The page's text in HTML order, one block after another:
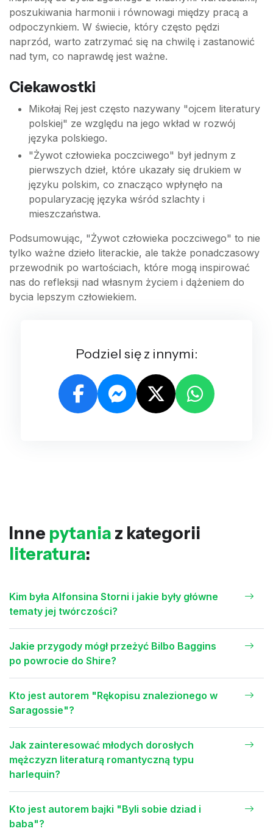
poszukiwania harmonii i równowagi między pracą a
odpoczynkiem. W świecie, który często pędzi
naprzód, warto zatrzymać się na chwilę i zastanowić
nad tym, co naprawdę jest ważne.
Ciekawostki
Mikołaj Rej jest często nazywany "ojcem literatury
polskiej" ze względu na jego wkład w rozwój
języka polskiego.
"Żywot człowieka poczciwego" był jednym z
pierwszych dzieł, które ukazały się drukiem w
języku polskim, co znacząco wpłynęło na
popularyzację języka wśród szlachty i
mieszczaństwa.
Podsumowując, "Żywot człowieka poczciwego" to nie
tylko ważne dzieło literackie, ale także ponadczasowy
przewodnik po wartościach, które mogą inspirować
nas do refleksji nad własnym życiem i dążeniem do
bycia lepszym człowiekiem.
Podziel się z innymi:
Inne pytania z kategorii
literatura:
Kim była Alfonsina Storni i jakie były główne
tematy jej twórczości?
Jakie przygody mógł przeżyć Bilbo Baggins
po powrocie do Shire?
Kto jest autorem "Rękopisu znalezionego w
Saragossie"?
Jak zainteresować młodych dorosłych
mężczyzn literaturą romantyczną typu
harlequin?
Kto jest autorem bajki "Byli sobie dziad i
baba"?